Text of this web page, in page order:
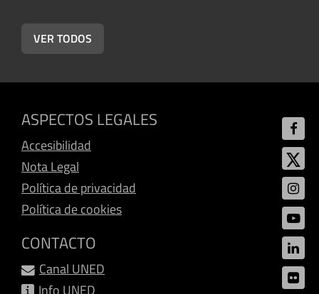
VER TODOS
ASPECTOS LEGALES
Accesibilidad
Nota Legal
Política de privacidad
Política de cookies
CONTACTO
Canal UNED
Info UNED